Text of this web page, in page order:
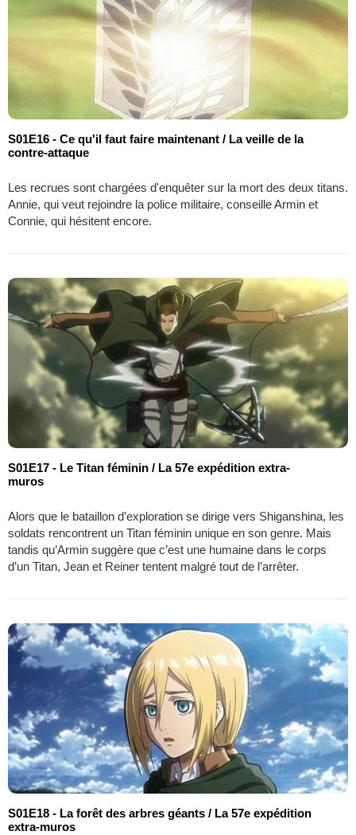
S01E16 - Ce qu'il faut faire maintenant / La veille de la
contre-attaque
Les recrues sont chargées d'enquêter sur la mort des deux titans.
Annie, qui veut rejoindre la police militaire, conseille Armin et
Connie, qui hésitent encore.
S01E17 - Le Titan féminin / La 57e expédition extra-
muros
Alors que le bataillon d’exploration se dirige vers Shiganshina, les
soldats rencontrent un Titan féminin unique en son genre. Mais
tandis qu’Armin suggère que c’est une humaine dans le corps
d’un Titan, Jean et Reiner tentent malgré tout de l’arrêter.
S01E18 - La forêt des arbres géants / La 57e expédition
extra-muros